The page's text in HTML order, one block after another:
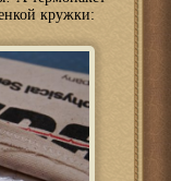
кружки: